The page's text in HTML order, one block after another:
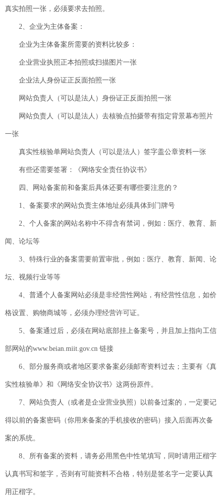
真实拍照一张，必须要求去拍照。
2、企业为主体备案：
企业为主体备案所需要的资料比较多：
企业营业执照正本拍照或扫描图片一张
企业法人身份证正反面拍照一张
网站负责人（可以是法人）身份证正反面拍照一张
网站负责人（可以是法人）去核验点拍摄带有指定背景幕布照片
一张
真实性核验单网站负责人（可以是法人）签字盖公章资料一张
有些还需要签署：《网络安全责任协议书》
四、网站备案前和备案后具体还要有哪些要注意的？
1、备案要求的网站负责主体地址必须具体到门牌号
2、个人备案的网站名称中不得含有禁词，例如：医疗、教育、新
闻、论坛等
3、特殊行业的备案需要前置审批，例如：医疗、教育、新闻、论
坛、视频行业等等
4、普通个人备案网站必须是非经营性网站，有经营性信息，如价
格设置、购物商城等，必须办理经营许可证。
5、备案通过后，必须在网站底部挂上备案号，并且加上指向工信
部网站的www.beian.miit.gov.cn 链接
6、部分服务商或者地区要求备案必须邮寄资料过去；主要有《真
实性核验单》和《网络安全协议书》这两份原件。
7、网站负责人（或者是企业营业执照）以前备过案的，一定要记
得以前的备案密码（你用来备案的手机接收的密码）接入后面再次备
案的系统。
8、所有备案的资料，请务必用黑色中性笔填写，同时请用正楷字
认真书写和签字，否则有可能资料不合格，特别是签名字一定要认真
用正楷字。